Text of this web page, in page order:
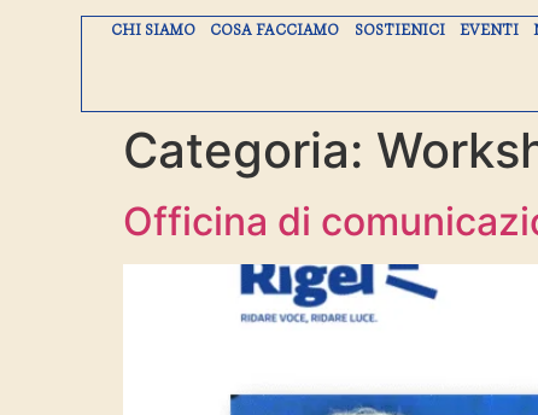
CHI SIAMO COSA FACCIAMO SOSTIENICI EVENTI
Categoria:
Officina di